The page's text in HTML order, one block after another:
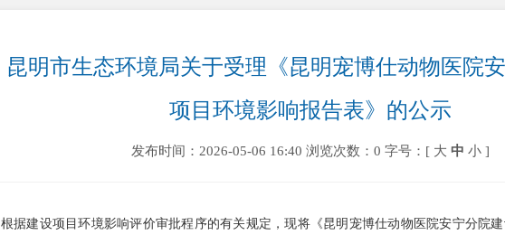
昆明市生态环境局关于受理《昆明宠博仕动物医院
项目环境影响报告表》的公示
发布时间：2026-05-06 16:40 浏览次数：0 字号：[ 大 中 小 ]
根据建设项目环境影响评价审批程序的有关规定，现将《昆明宠博仕动物医院安宁分院建